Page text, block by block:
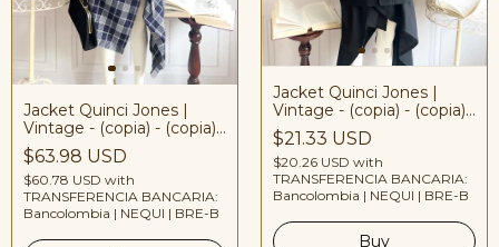
Jacket Quinci Jones |
Vintage - (copia) - (copia) -
(copia) - (copia) - (copia) -
(copia) - (copia) - (copia) -
(copia) - (copia) - (copia) -
(copia) - (copia) - (copia) -
(copia) - (copia) - (copia) -
(copia) - (copia) - (copia)
$63.98 USD
$60.78 USD with
TRANSFERENCIA BANCARIA:
Bancolombia | NEQUI | BRE-B
Jacket Quinci Jones |
Vintage - (copia) - (copia) -
(copia) - (copia) - (copia) -
(copia) - (copia) - (copia) -
(copia) - (copia) - (copia) -
(copia) - (copia) - (copia) -
(copia) - (copia) - (copia) -
$21.33 USD
$20.26 USD with
TRANSFERENCIA BANCARIA:
Bancolombia | NEQUI | BRE-B